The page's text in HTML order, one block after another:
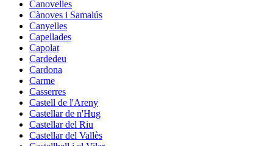
Canovelles
Cànoves i Samalús
Canyelles
Capellades
Capolat
Cardedeu
Cardona
Carme
Casserres
Castell de l'Areny
Castellar de n'Hug
Castellar del Riu
Castellar del Vallès